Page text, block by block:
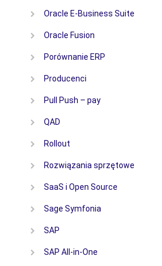
Oracle E-Business Suite
Oracle Fusion
Porównanie ERP
Producenci
Pull Push – pay
QAD
Rollout
Rozwiązania sprzętowe
SaaS i Open Source
Sage Symfonia
SAP
SAP All-in-One